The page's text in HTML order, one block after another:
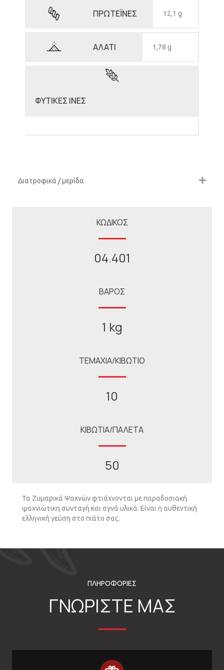
ΠΡΩΤΕΪΝΕΣ 12,1 g
ΑΛΑΤΙ 1,78 g
ΦΥΤΙΚΕΣ ΙΝΕΣ
Διατροφικά / μερίδα
ΚΩΔΙΚΟΣ
04.401
ΒΑΡΟΣ
1 kg
ΤΕΜΑΧΙΑ/ΚΙΒΩΤΙΟ
10
ΚΙΒΩΤΙΑ/ΠΑΛΕΤΑ
50
Τα Ζυμαρικά Ψαχνών φτιάχνονται με παραδοσιακή
ψαχνιώτικη συνταγή και αγνά υλικά. Είναι η αυθεντική
ελληνική γεύση στο πιάτο σας.
ΠΛΗΡΟΦΟΡΙΕΣ
ΓΝΩΡΙΣΤΕ ΜΑΣ